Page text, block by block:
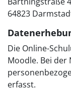
64823
Die Online-
Moodle. Bei der
erfasst.